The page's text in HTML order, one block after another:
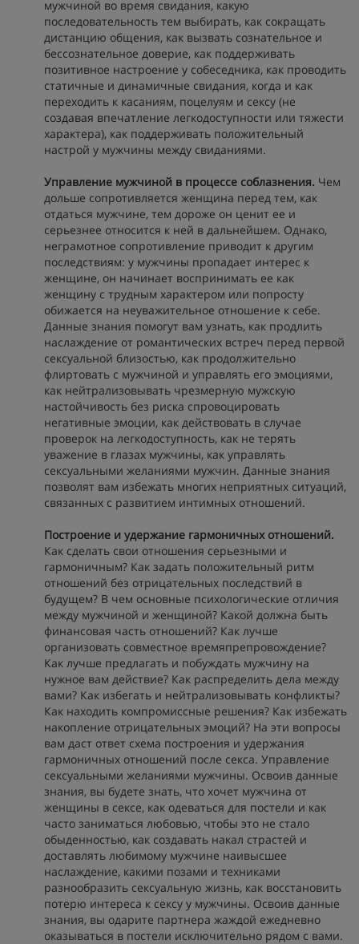
мужчиной во время свидания, какую
последовательность тем выбирать, как сокращать
дистанцию общения, как вызвать сознательное и
бессознательное доверие, как поддерживать
позитивное настроение у собеседника, как проводить
статичные и динамичные свидания, когда и как
переходить к касаниям, поцелуям и сексу (не
создавая впечатление легкодоступности или тяжести
характера), как поддерживать положительный
настрой у мужчины между свиданиями.
Управление мужчиной в процессе соблазнения. Чем
дольше сопротивляется женщина перед тем, как
отдаться мужчине, тем дороже он ценит ее и
серьезнее относится к ней в дальнейшем. Однако,
неграмотное сопротивление приводит к другим
последствиям: у мужчины пропадает интерес к
женщине, он начинает воспринимать ее как
женщину с трудным характером или попросту
обижается на неуважительное отношение к себе.
Данные знания помогут вам узнать, как продлить
наслаждение от романтических встреч перед первой
сексуальной близостью, как продолжительно
флиртовать с мужчиной и управлять его эмоциями,
как нейтрализовывать чрезмерную мужскую
настойчивость без риска спровоцировать
негативные эмоции, как действовать в случае
проверок на легкодоступность, как не терять
уважение в глазах мужчины, как управлять
сексуальными желаниями мужчин. Данные знания
позволят вам избежать многих неприятных ситуаций,
связанных с развитием интимных отношений.
Построение и удержание гармоничных отношений.
Как сделать свои отношения серьезными и
гармоничным? Как задать положительный ритм
отношений без отрицательных последствий в
будущем? В чем основные психологические отличия
между мужчиной и женщиной? Какой должна быть
финансовая часть отношений? Как лучше
организовать совместное времяпрепровождение?
Как лучше предлагать и побуждать мужчину на
нужное вам действие? Как распределить дела между
вами? Как избегать и нейтрализовывать конфликты?
Как находить компромиссные решения? Как избежать
накопление отрицательных эмоций? На эти вопросы
вам даст ответ схема построения и удержания
гармоничных отношений после секса. Управление
сексуальными желаниями мужчины. Освоив данные
знания, вы будете знать, что хочет мужчина от
женщины в сексе, как одеваться для постели и как
часто заниматься любовью, чтобы это не стало
обыденностью, как создавать накал страстей и
доставлять любимому мужчине наивысшее
наслаждение, какими позами и техниками
разнообразить сексуальную жизнь, как восстановить
потерю интереса к сексу у мужчины. Освоив данные
знания, вы одарите партнера жаждой ежедневно
оказываться в постели исключительно рядом с вами.